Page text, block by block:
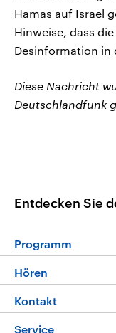
Hamas auf Israel
Hinweise, dass
Desinformation in
Diese Nachricht
Deutschlandfunk
Entdecken Sie
Programm
Programm
Die
Hören
Livestream
Kontakt
Hörerservice
Service